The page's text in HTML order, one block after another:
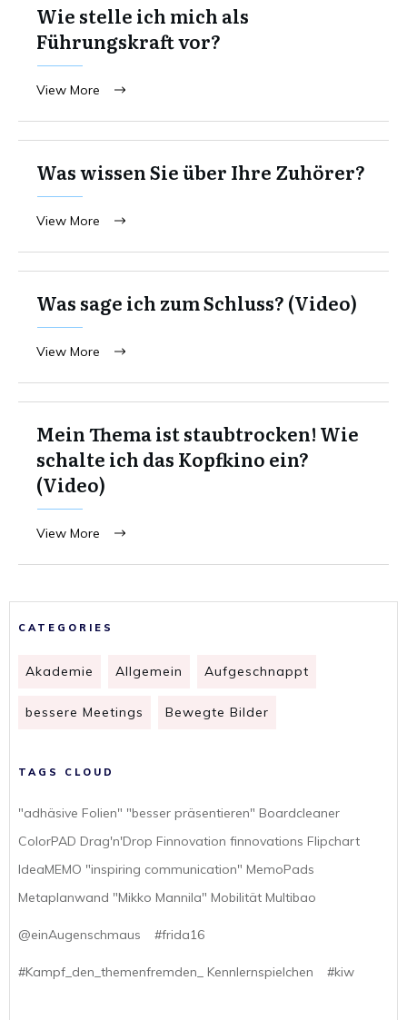
Wie stelle ich mich als
Führungskraft vor?
View More
Was wissen Sie über Ihre Zuhörer?
View More
Was sage ich zum Schluss? (Video)
View More
Mein Thema ist staubtrocken! Wie
schalte ich das Kopfkino ein?
(Video)
View More
CATEGORIES
Akademie Allgemein Aufgeschnappt
bessere Meetings Bewegte Bilder
TAGS CLOUD
"adhäsive Folien" "besser präsentieren" Boardcleaner
ColorPAD Drag'n'Drop Finnovation finnovations Flipchart
IdeaMEMO "inspiring communication" MemoPads
Metaplanwand "Mikko Mannila" Mobilität Multibao
@einAugenschmaus #frida16
#Kampf_den_themenfremden_ Kennlernspielchen #kiw